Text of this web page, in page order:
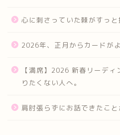
心に刺さっていた棘がすっ
2026年、正月からカードが
【満席】2026 新春リーデ
りたくない人へ。
肩肘張らずにお話できたこと